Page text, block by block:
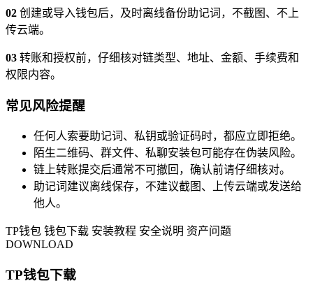
02 创建或导入钱包后，及时离线备份助记词，不截图、不上
传云端。
03 转账和授权前，仔细核对链类型、地址、金额、手续费和
权限内容。
常见风险提醒
任何人索要助记词、私钥或验证码时，都应立即拒绝。
陌生二维码、群文件、私聊安装包可能存在伪装风险。
链上转账提交后通常不可撤回，确认前请仔细核对。
助记词建议离线保存，不建议截图、上传云端或发送给
他人。
TP钱包 钱包下载 安装教程 安全说明 资产问题
DOWNLOAD
TP钱包下载